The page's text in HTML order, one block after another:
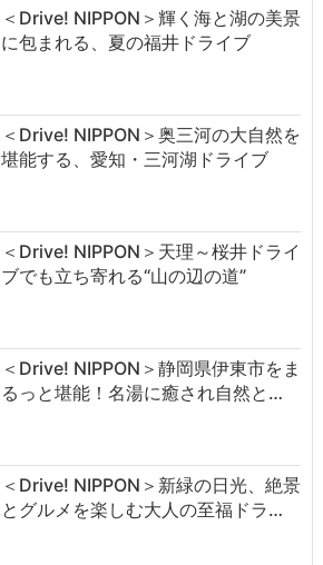
＜Drive! NIPPON＞輝く海と湖の美景
に包まれる、夏の福井ドライブ
＜Drive! NIPPON＞奥三河の大自然を
堪能する、愛知・三河湖ドライブ
＜Drive! NIPPON＞天理～桜井ドライ
ブでも立ち寄れる“山の辺の道”
＜Drive! NIPPON＞静岡県伊東市をま
るっと堪能！名湯に癒され自然と…
＜Drive! NIPPON＞新緑の日光、絶景
とグルメを楽しむ大人の至福ドラ…